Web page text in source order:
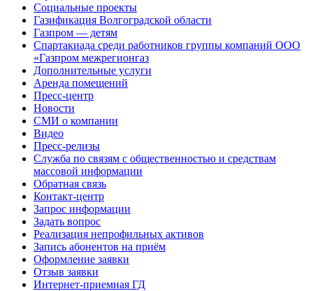
Социальные проекты
Газификация Волгоградской области
Газпром — детям
Спартакиада среди работников группы компаний ООО
«Газпром межрегионгаз
Дополнительные услуги
Аренда помещений
Пресс-центр
Новости
СМИ о компании
Видео
Пресс-релизы
Служба по связям с общественностью и средствам
массовой информации
Обратная связь
Контакт-центр
Запрос информации
Задать вопрос
Реализация непрофильных активов
Запись абонентов на приём
Оформление заявки
Отзыв заявки
Интернет-приемная ГД